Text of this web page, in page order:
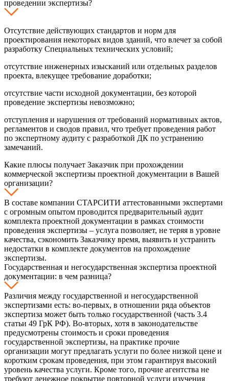
проведении экспертизы?
Отсутствие действующих стандартов и норм для
проектирования некоторых видов зданий, что влечет за собой
разработку Специальных технических условий;
отсутствие инженерных изысканий или отдельных разделов
проекта, влекущее требование доработки;
отсутствие части исходной документации, без которой
проведение экспертизы невозможно;
отступления и нарушения от требований нормативных актов,
регламентов и сводов правил, что требует проведения работ
по экспертному аудиту с разработкой ДК по устранению
замечаний.
Какие плюсы получает Заказчик при прохождении
коммерческой экспертизы проектной документации в Вашей
организации?
В составе компании СТАРСИТИ аттестованными экспертами
с огромным опытом проводится предварительный аудит
комплекта проектной документации в рамках стоимости
проведения экспертизы – услуга позволяет, не теряя в уровне
качества, сэкономить Заказчику время, выявить и устранить
недостатки в комплекте документов на прохождение
экспертизы.
Государственная и негосударственная экспертиза проектной
документации: в чем разница?
Различия между государственной и негосударственной
экспертизами есть: во-первых, в отношении ряда объектов
экспертиза может быть только государственной (часть 3.4
статьи 49 ГрК РФ). Во-вторых, хотя в законодательстве
предусмотрены стоимость и сроки проведения
государственной экспертизы, на практике прочие
организации могут предлагать услуги по более низкой цене и
коротким срокам проведения, при этом гарантируя высокий
уровень качества услуги. Кроме того, прочие агентства не
требуют денежное покрытие повторной услуги изучения